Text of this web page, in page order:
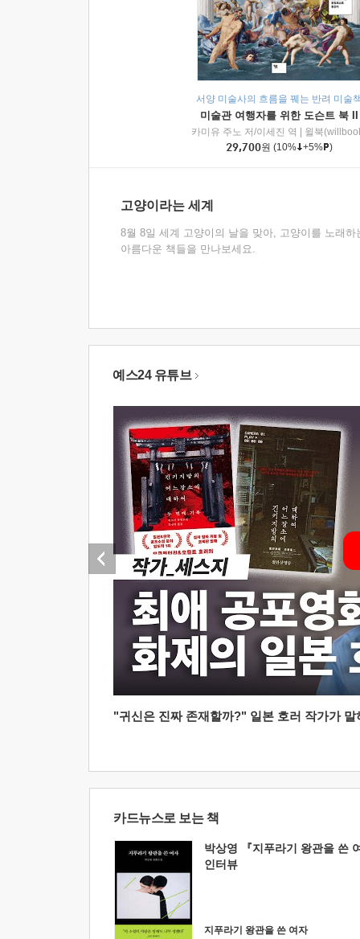
서양 미술사의 흐름을 꿰는 반려 미술
미술관 여행자를 위한 도슨트 북 II
카미유 주노 저/이세진 역
윌북
29,700원 (10% +5% )
고양이라는 세계
8월 8일 세계 고양이의 날을 맞아, 고양이를 노래하
아름다운 책들을 만나보세요.
예스24 유튜브
"귀신은 진짜 존재할까?" 일본 호러 작가가
카드뉴스로 보는 책
박상영 『지푸라기 왕관을 쓴
인터뷰
지푸라기 왕관을 쓴 여자